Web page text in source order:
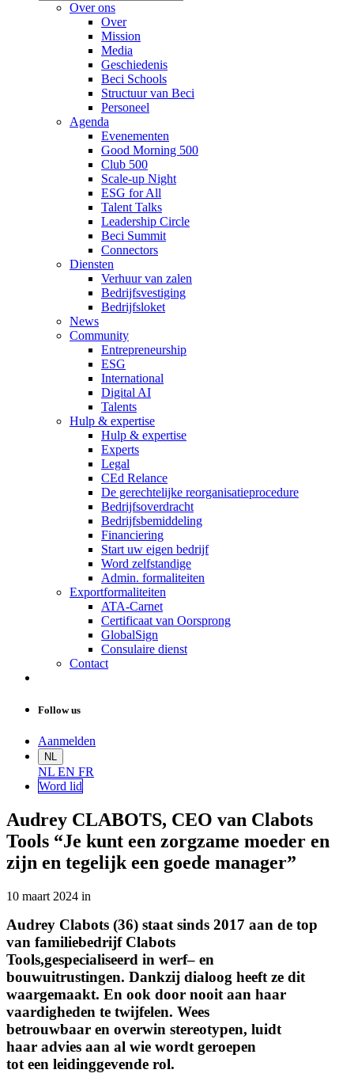
Over ons
Over
Mission
Media
Geschiedenis
Beci Schools
Structuur van Beci
Personeel
Agenda
Evenementen
Good Morning 500
Club 500
Scale-up Night
ESG for All
Talent Talks
Leadership Circle
Beci Summit
Connectors
Diensten
Verhuur van zalen
Bedrijfsvestiging
Bedrijfsloket
News
Community
Entrepreneurship
ESG
International
Digital AI
Talents
Hulp & expertise
Hulp & expertise
Experts
Legal
CEd Relance
De gerechtelijke reorganisatieprocedure
Bedrijfsoverdracht
Bedrijfsbemiddeling
Financiering
Start uw eigen bedrijf
Word zelfstandige
Admin. formaliteiten
Exportformaliteiten
ATA-Carnet
Certificaat van Oorsprong
GlobalSign
Consulaire dienst
Contact
Follow us
Aanmelden
NL
NL EN FR
Word lid
Audrey CLABOTS, CEO van Clabots
Tools “Je kunt een zorgzame moeder en
zijn en tegelijk een goede manager”
10 maart 2024 in
Audrey Clabots (36) staat sinds 2017 aan de top
van familiebedrijf Clabots
Tools,gespecialiseerd in werf– en
bouwuitrustingen. Dankzij dialoog heeft ze dit
waargemaakt. En ook door nooit aan haar
vaardigheden te twijfelen. Wees
betrouwbaar en overwin stereotypen, luidt
haar advies aan al wie wordt geroepen
tot een leidinggevende rol.